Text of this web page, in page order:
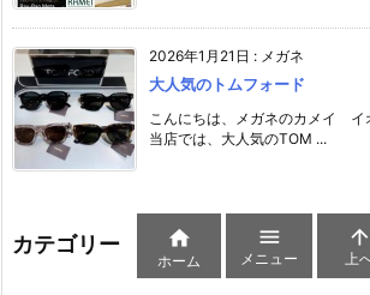
2026年1月21日 : メガネ
大人気のトムフォード
こんにちは、メガネのカメイ イ
当店では、大人気のTOM ...
カテゴリー 
ホーム

メニュー

上